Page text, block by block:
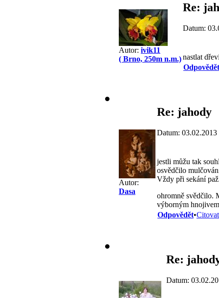
Autor: ivik11
( Brno, 250m n.m.)
Re:
Datum:
nastlat
Odpovědět
Autor:
Dasa
Re: jahody
Datum: 03.02.2013
jestli můžu tak
osvědčilo
Vždy při sekání
ohromně svědčilo.
výborným
Odpovědět•Citovat
Re:
Datum: